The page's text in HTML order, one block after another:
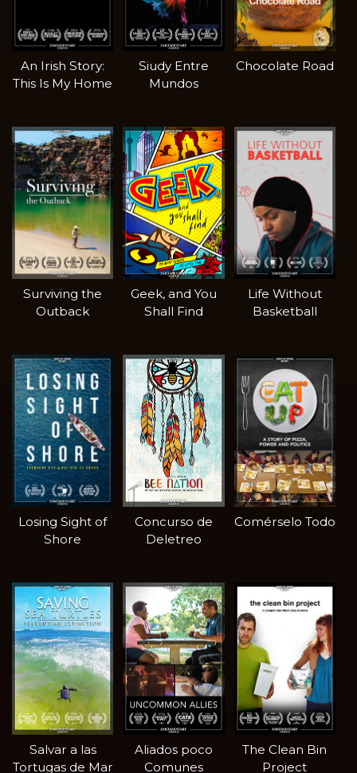
An Irish Story:
This Is My Home
Siudy Entre
Mundos
Chocolate Road
Surviving the
Outback
Geek, and You
Shall Find
Life Without
Basketball
Losing Sight of
Shore
Concurso de
Deletreo
Comérselo Todo
Salvar a las
Tortugas de Mar
Aliados poco
Comunes
The Clean Bin
Project